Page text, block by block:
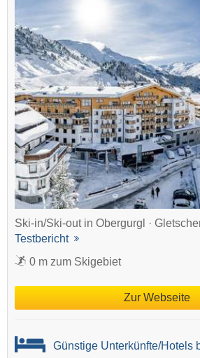
Ski-in/Ski-out in Obergurgl ·
Testbericht
0 m zum Skigebiet
Zur Webseite
Günstige Unterkünfte/Hotels